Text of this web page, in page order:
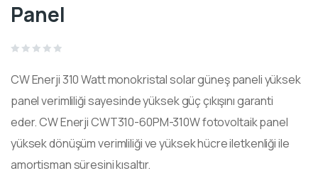
Panel
out
CW Enerji 310Wattmonokristalsolar güneş paneli yüksek
panel verimliliği sayesinde yüksek güç çıkışını garanti
eder.CW Enerji CWT310-60PM-310Wfotovoltaikpanel
yüksek dönüşüm verimliliği ve yüksek hücre iletkenliği ile
amortisman süresini kısaltır.